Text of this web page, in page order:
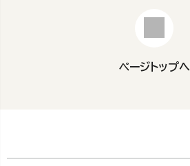
ページトップへ